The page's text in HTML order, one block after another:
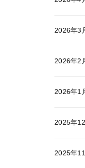
2026年3
2026年2
2026年1
2025年
2025年